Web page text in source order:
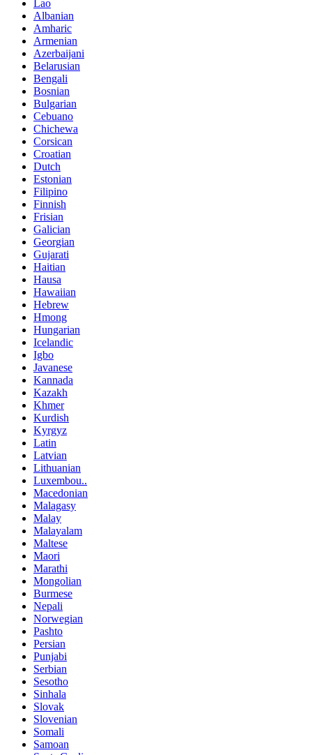
Lao
Albanian
Amharic
Armenian
Azerbaijani
Belarusian
Bengali
Bosnian
Bulgarian
Cebuano
Chichewa
Corsican
Croatian
Dutch
Estonian
Filipino
Finnish
Frisian
Galician
Georgian
Gujarati
Haitian
Hausa
Hawaiian
Hebrew
Hmong
Hungarian
Icelandic
Igbo
Javanese
Kannada
Kazakh
Khmer
Kurdish
Kyrgyz
Latin
Latvian
Lithuanian
Luxembou..
Macedonian
Malagasy
Malay
Malayalam
Maltese
Maori
Marathi
Mongolian
Burmese
Nepali
Norwegian
Pashto
Persian
Punjabi
Serbian
Sesotho
Sinhala
Slovak
Slovenian
Somali
Samoan